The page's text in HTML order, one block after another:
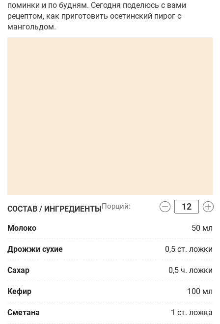
поминки и по будням. Сегодня поделюсь с вами
рецептом, как приготовить осетинский пирог с
мангольдом.
СОСТАВ / ИНГРЕДИЕНТЫ
Молоко 50 мл
Дрожжи сухие 0,5 ст. ложки
Сахар 0,5 ч. ложки
Кефир 100 мл
Сметана 1 ст. ложка